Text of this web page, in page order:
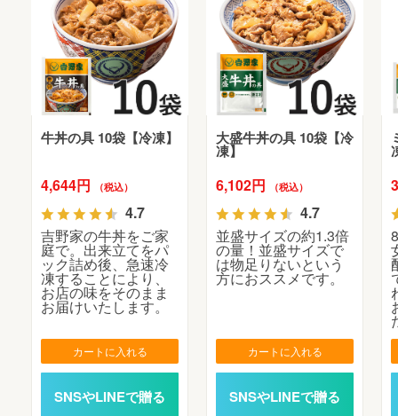
牛丼の具 10袋【冷凍】
4,644円 （税込）
4.7
吉野家の牛丼をご家
庭で。出来立てをパ
ック詰め後、急速冷
凍することにより、
お店の味をそのまま
お届けいたします。
カートに入れる
大盛牛丼の具 10袋【冷
凍】
6,102円 （税込）
4.7
並盛サイズの約1.3倍
の量！並盛サイズで
は物足りないという
方におススメです。
カートに入れる